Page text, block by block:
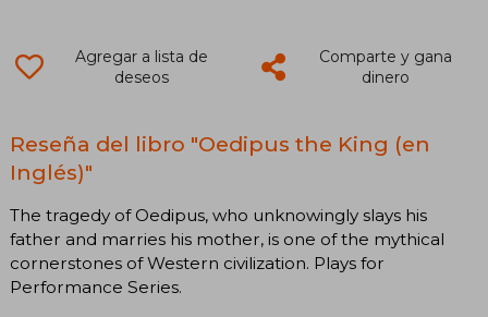
Agregar a lista de
deseos
Comparte y gana
dinero
Reseña del libro "Oedipus the King (en
Inglés)"
The tragedy of Oedipus, who unknowingly slays his
father and marries his mother, is one of the mythical
cornerstones of Western civilization. Plays for
Performance Series.